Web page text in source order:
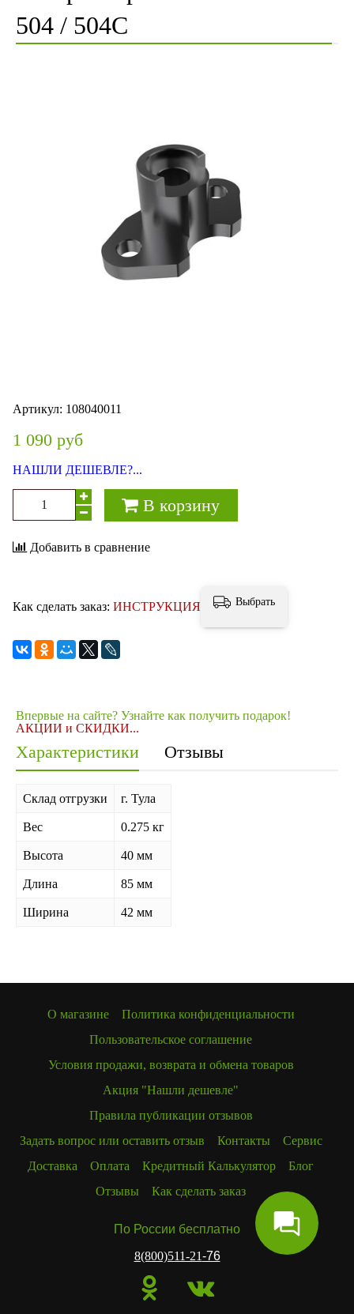
504 / 504C
Артикул: 108040011
1 090 руб
НАШЛИ ДЕШЕВЛЕ?...
В корзину
Добавить в сравнение
Как сделать заказ: ИНСТРУКЦИЯ Выбрать
Впервые на сайте? Узнайте как получить подарок!
АКЦИИ и СКИДКИ...
Характеристики Отзывы
Склад отгрузки г. Тула
Вес 0.275 кг
Высота 40 мм
Длина 85 мм
Ширина 42 мм
О магазине
Политика конфиденциальности
Пользовательское соглашение
Условия продажи, возврата и обмена товаров
Акция "Нашли дешевле"
Правила публикации отзывов
Задать вопрос или оставить отзыв
Контакты
Сервис
Доставка
Оплата Кредитный Калькулятор
Блог
Отзывы
Как сделать заказ
По России бесплатно
8(800)511-21-76